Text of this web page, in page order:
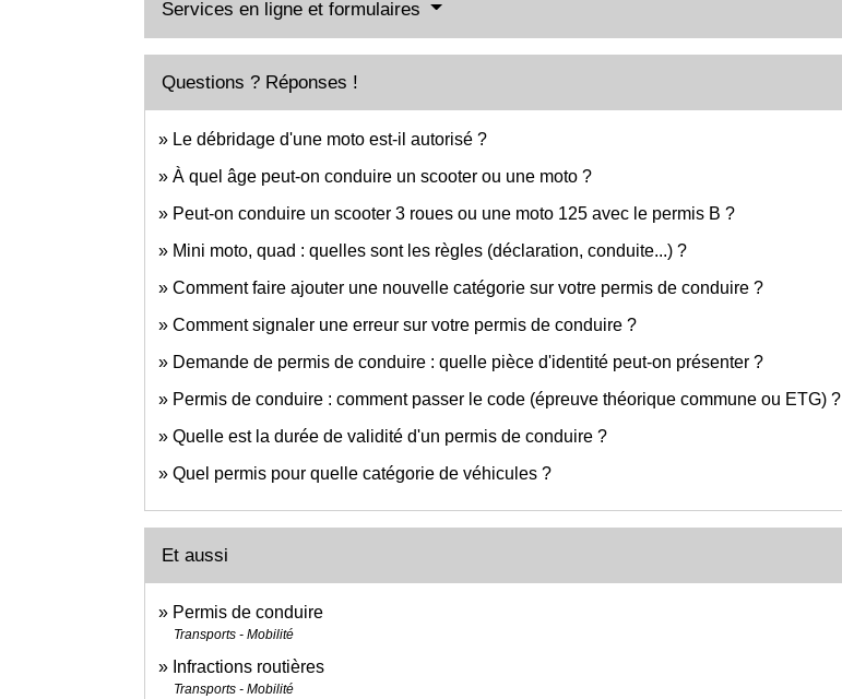
Services en ligne et formulaires
Questions ? Réponses !
Le débridage d'une moto est-il autorisé ?
À quel âge peut-on conduire un scooter ou une moto ?
Peut-on conduire un scooter 3 roues ou une moto 125 avec le permis B ?
Mini moto, quad : quelles sont les règles (déclaration, conduite...) ?
Comment faire ajouter une nouvelle catégorie sur votre permis de conduire ?
Comment signaler une erreur sur votre permis de conduire ?
Demande de permis de conduire : quelle pièce d'identité peut-on présenter ?
Permis de conduire : comment passer le code (épreuve théorique commune ou ETG) ?
Quelle est la durée de validité d'un permis de conduire ?
Quel permis pour quelle catégorie de véhicules ?
Et aussi
Permis de conduire
Transports - Mobilité
Infractions routières
Transports - Mobilité